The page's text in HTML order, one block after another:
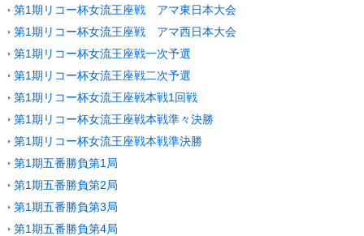
第1期リコー杯女流王座戦 アマ東日本大会
第1期リコー杯女流王座戦 アマ西日本大会
第1期リコー杯女流王座戦一次予選
第1期リコー杯女流王座戦二次予選
第1期リコー杯女流王座戦本戦1回戦
第1期リコー杯女流王座戦本戦準々決勝
第1期リコー杯女流王座戦本戦準決勝
第1期五番勝負第1局
第1期五番勝負第2局
第1期五番勝負第3局
第1期五番勝負第4局